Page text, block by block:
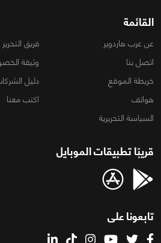
القائمة
عن عرب هاردوير
فريق التحرير
اتصل بنا
وثيقة
خريطة الموقع
دليل
هواتف
اكتب معنا
السياسة التحريرية
قريبًا تطبيقات الموبايل
تابعونا على